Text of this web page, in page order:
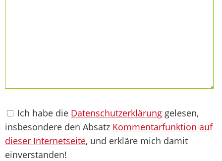
Ich habe die Datenschutzerklärung gelesen,
insbesondere den Absatz Kommentarfunktion auf
dieser Internetseite, und erkläre mich damit
einverstanden!